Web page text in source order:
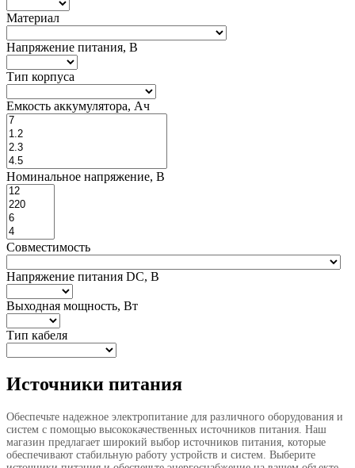
Материал
Напряжение питания, В
Тип корпуса
Емкость аккумулятора, Ач
Номинальное напряжение, В
Совместимость
Напряжение питания DC, В
Выходная мощность, Вт
Тип кабеля
Источники питания
Обеспечьте надежное электропитание для различного оборудования и
систем с помощью высококачественных источников питания. Наш
магазин предлагает широкий выбор источников питания, которые
обеспечивают стабильную работу устройств и систем. Выберите